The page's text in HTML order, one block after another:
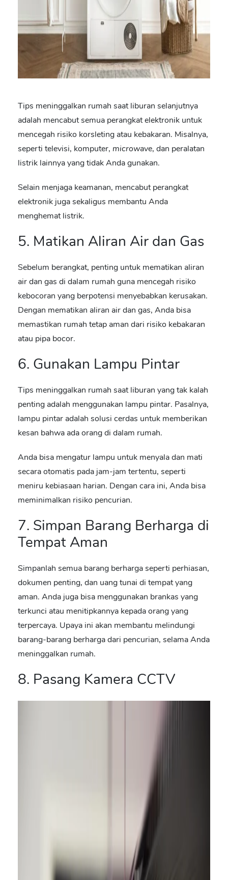
Tips meninggalkan rumah saat liburan selanjutnya
adalah mencabut semua perangkat elektronik untuk
mencegah risiko korsleting atau kebakaran. Misalnya,
seperti televisi, komputer, microwave, dan peralatan
listrik lainnyayang tidak Anda gunakan.
Selain menjaga keamanan, mencabut perangkat
elektronik juga sekaligus membantu Anda
menghemat listrik.
5. Matikan Aliran Air dan Gas
Sebelum berangkat, penting untuk mematikan aliran
air dan gas di dalam rumah guna mencegah risiko
kebocoran yang berpotensi menyebabkan kerusakan.
Dengan mematikan aliran air dan gas, Anda bisa
memastikan rumah tetap aman dari risiko kebakaran
atau pipa bocor.
6. Gunakan Lampu Pintar
Tips meninggalkan rumah saat liburan yang tak kalah
penting adalah menggunakan lampu pintar. Pasalnya,
lampu pintar adalah solusi cerdas untuk memberikan
kesan bahwa ada orang di dalam rumah.
Anda bisa mengatur lampu untuk menyala dan mati
secara otomatis pada jam-jam tertentu, seperti
meniru kebiasaan harian. Dengan cara ini, Anda bisa
meminimalkan risiko pencurian.
7. Simpan Barang Berharga di
Tempat Aman
Simpanlah semua barang berharga seperti perhiasan,
dokumen penting, dan uang tunai di tempat yang
aman. Anda juga bisa menggunakan brankas yang
terkunci atau menitipkannya kepada orang yang
terpercaya. Upaya ini akan membantu melindungi
barang-barang berharga dari pencurian, selama Anda
meninggalkan rumah.
8. Pasang Kamera CCTV